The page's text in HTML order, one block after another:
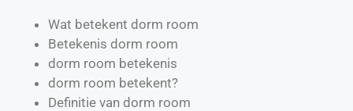
Wat betekent dorm room
Betekenis dorm room
dorm room betekenis
dorm room betekent?
Definitie van dorm room